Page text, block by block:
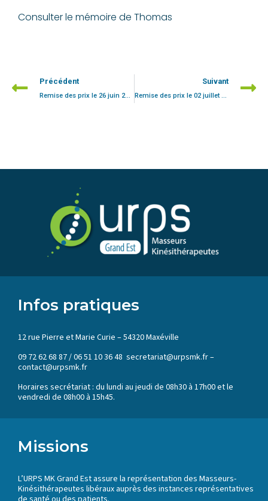
Consulter le mémoire de Thomas
Précédent Suivant
Infos pratiques
12 rue Pierre et Marie Curie – 54320 Maxéville
09 72 62 68 87 / 06 51 10 36 48 secretariat@urpsmk.fr –
contact@urpsmk.fr
Horaires secrétariat : du lundi au jeudi de 08h30 à 17h00 et le
vendredi de 08h00 à 15h45.
Missions
L’URPS MK Grand Est assure la représentation des Masseurs-
Kinésithérapeutes libéraux auprès des instances représentatives